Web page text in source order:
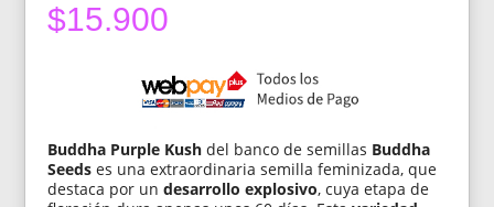
$15.900
Buddha Purple Kushdel banco de semillas Buddha
Seeds es una extraordinaria semilla feminizada, que
destaca por undesarrollo explosivo, cuya etapa de